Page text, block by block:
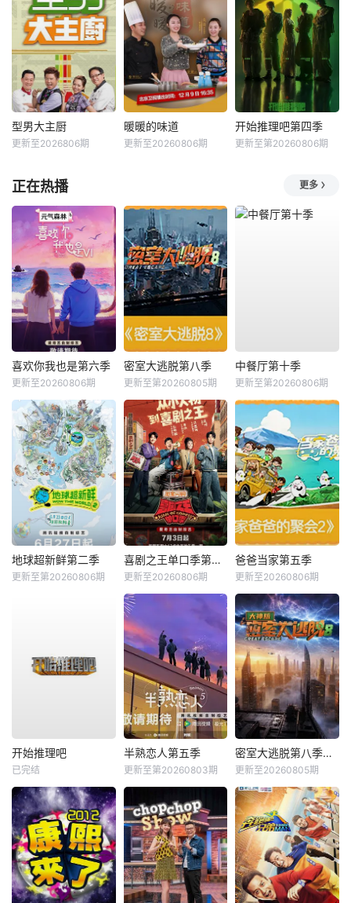
型男大主厨
更新至2026806期
暖暖的味道
更新至20260806期
开始推理吧第四季
更新至第20260806期
正在热播 更多
喜欢你我也是第六季
更新至20260806期
密室大逃脱第八季
更新至第20260805期
中餐厅第十季
更新至第20260806期
地球超新鲜第二季
更新至第20260806期
喜剧之王单口季第三季
更新至20260806期
爸爸当家第五季
更新至20260806期
开始推理吧
已完结
半熟恋人第五季
更新至第20260803期
密室大逃脱第八季大神版
更新至20260805期